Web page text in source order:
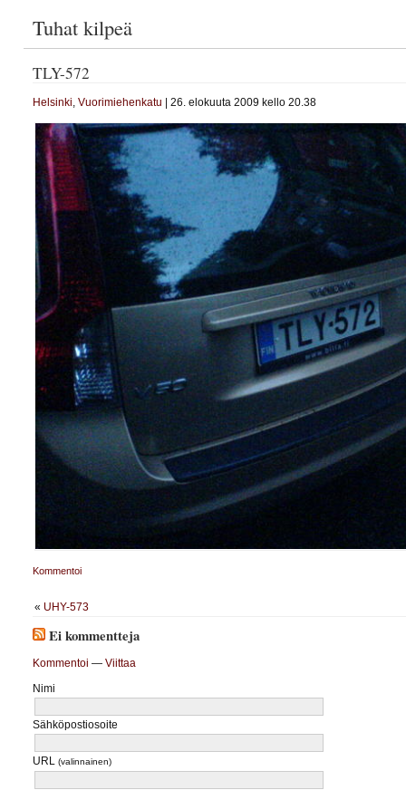
Tuhat kilpeä
TLY-572
Helsinki Vuorimiehenkatu | 26. elokuuta 2009 kello 20.38
Kommentoi
« UHY-573
Ei kommentteja
Kommentoi — Viittaa
Nimi
Sähköpostiosoite
URL (valinnainen)